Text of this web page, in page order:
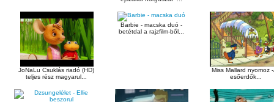
JoNaLu Csuklás riadó (HD)
teljes rész magyarul...
Barbie - macska duó -
betétdal a rajzfilm-ből...
Miss Mallard nyomoz
esőerdők...